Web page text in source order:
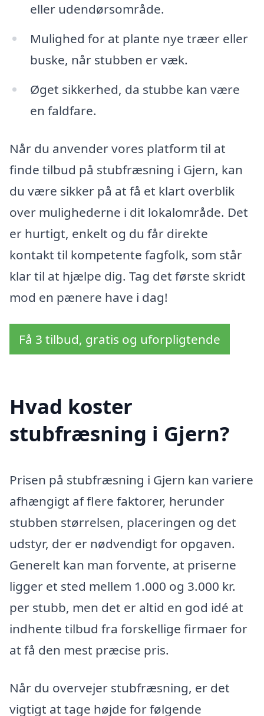
eller udendørsområde.
Mulighed for at plante nye træer eller
buske, når stubben er væk.
Øget sikkerhed, da stubbe kan være
en faldfare.
Når du anvender vores platform til at
finde tilbud på stubfræsning i Gjern, kan
du være sikker på at få et klart overblik
over mulighederne i dit lokalområde. Det
er hurtigt, enkelt og du får direkte
kontakt til kompetente fagfolk, som står
klar til at hjælpe dig. Tag det første skridt
mod en pænere have i dag!
Få 3 tilbud, gratis og uforpligtende
Hvad koster
stubfræsning i Gjern?
Prisen på stubfræsning i Gjern kan variere
afhængigt af flere faktorer, herunder
stubben størrelsen, placeringen og det
udstyr, der er nødvendigt for opgaven.
Generelt kan man forvente, at priserne
ligger et sted mellem 1.000 og 3.000 kr.
per stubb, men det er altid en god idé at
indhente tilbud fra forskellige firmaer for
at få den mest præcise pris.
Når du overvejer stubfræsning, er det
vigtigt at tage højde for følgende